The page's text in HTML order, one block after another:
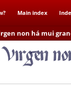
Main index
non há mui